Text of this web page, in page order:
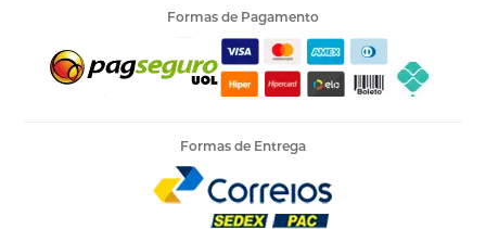
Formas de Pagamento
Formas de Entrega